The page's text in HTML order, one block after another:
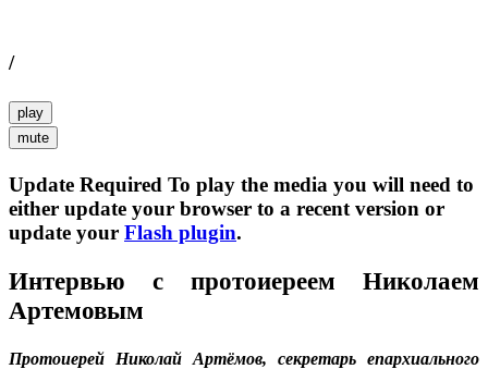
/
play
mute
Update Required To play the media you will need to
either update your browser to a recent version or
update your Flash plugin.
Интервью с протоиереем Николаем
Артемовым
Протоиерей Николай Артёмов, секретарь епархиального